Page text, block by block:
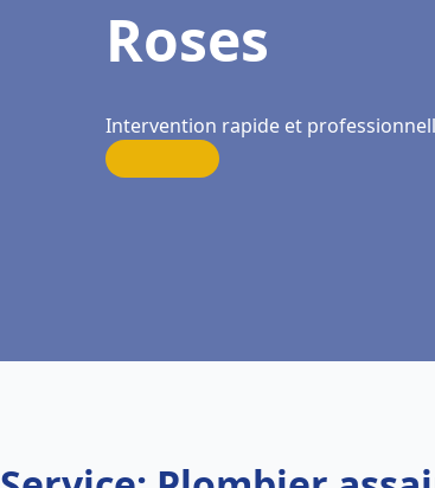
Roses
Intervention rapide et